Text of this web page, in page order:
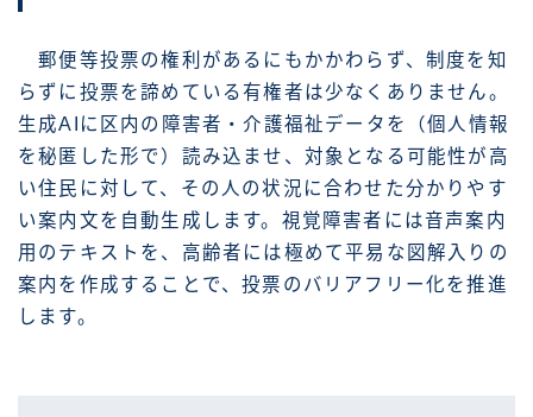
郵便等投票の権利があるにもかかわらず、制度を知
らずに投票を諦めている有権者は少なくありません。
生成AIに区内の障害者・介護福祉データを（個人情報
を秘匿した形で）読み込ませ、対象となる可能性が高
い住民に対して、その人の状況に合わせた分かりやす
い案内文を自動生成します。視覚障害者には音声案内
用のテキストを、高齢者には極めて平易な図解入りの
案内を作成することで、投票のバリアフリー化を推進
します。